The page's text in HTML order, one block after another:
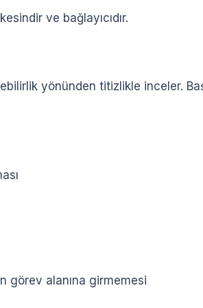
ve bağlayıcıdır.
yönünden titizlikle inceler.
görev alanına girmemesi